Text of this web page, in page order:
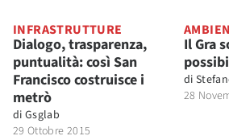
INFRASTRUTTURE
Dialogo, trasparenza,
puntualità: così San
Francisco costruisce i
metrò
di Gsglab
29 Ottobre 2015
Il Gra
di
28